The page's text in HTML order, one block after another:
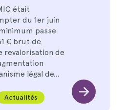
était
du 1er juin
passe
€ brut de
revalorisation de
légal de…
Actualités